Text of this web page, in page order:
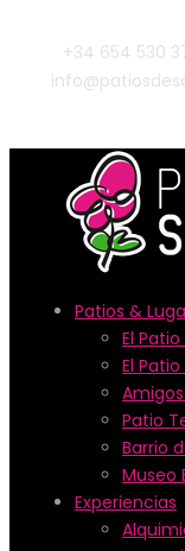
+34 654 530
Patios &
El
El
Patio
Barrio
Museo
Experiencias